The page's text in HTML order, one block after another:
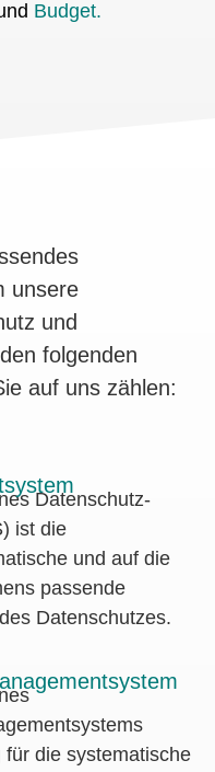
Budget.
unsere
und
folgenden
auf uns zählen:
Datenschutz-
ist die
und auf die
passende
Datenschutzes.
die systematische